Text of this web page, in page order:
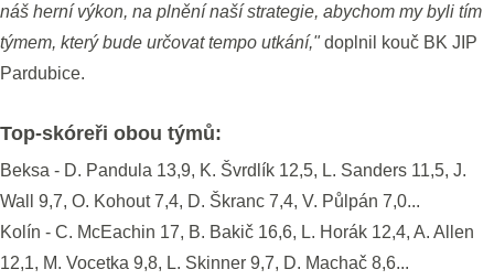
náš herní výkon, na plnění naší strategie, abychom my byli tím
týmem, který bude určovat tempo utkání,"doplnil kouč BK JIP
Pardubice.
Top-skóreři obou týmů:
Beksa - D. Pandula 13,9, K. Švrdlík 12,5, L. Sanders 11,5, J.
Wall 9,7, O. Kohout 7,4, D. Škranc 7,4, V. Půlpán 7,0...
Kolín - C. McEachin 17, B. Bakič 16,6, L. Horák 12,4, A. Allen
12,1, M. Vocetka 9,8, L. Skinner 9,7, D. Machač 8,6...